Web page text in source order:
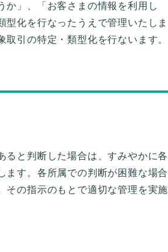
か」、「お客さまの情報を利用し
化を行なったうえで管理いたしま
引の特定・類型化を行ないます。
ると判断した場合は、すみやかに各
ます。各所属での判断が困難な場合
その指示のもとで適切な管理を実施